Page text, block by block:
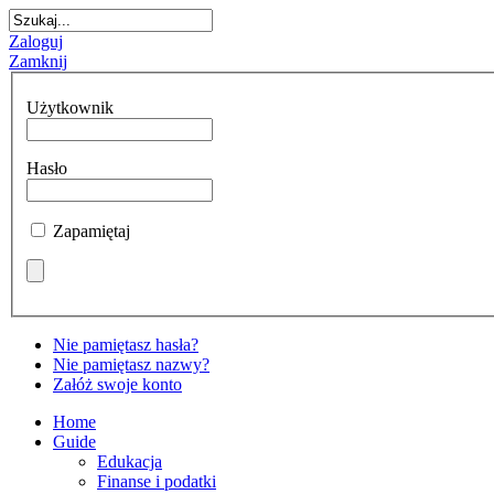
Zaloguj
Zamknij
Użytkownik
Hasło
Zapamiętaj
Nie pamiętasz hasła?
Nie pamiętasz nazwy?
Załóż swoje konto
Home
Guide
Edukacja
Finanse i podatki